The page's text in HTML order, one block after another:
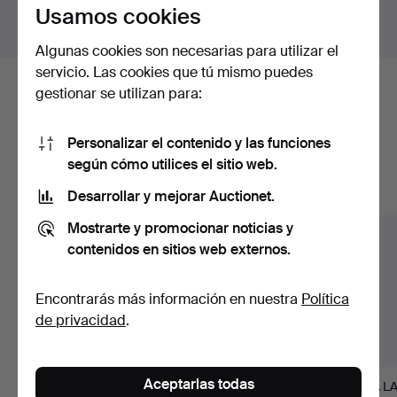
Mostrar lotes fuera de Suecia
Estos son los lotes existentes
nuestro archivo que coinciden con
tu búsqueda.
Mostrar todos los lotes
LISA LARSON. figura,
LISA
Usamos cookies
Algunas cookies son necesarias para utilizar el
servicio. Las cookies que tú mismo puedes
gestionar se utilizan para:
Personalizar el contenido y las funciones
según cómo utilices el sitio web.
Desarrollar y mejorar Auctionet.
Mostrarte y promocionar noticias y
contenidos en sitios web externos.
Encontrarás más información en nuestra Política
de privacidad.
Aceptarlas todas